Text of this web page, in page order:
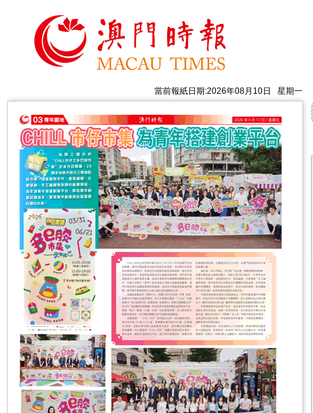
當前報紙日期:2026年08月10日 星期一